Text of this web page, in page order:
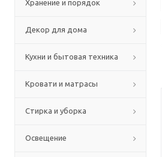
Хранение и порядок
Декор для дома
Кухни и бытовая техника
Кровати и матрасы
Стирка и уборка
Освещение